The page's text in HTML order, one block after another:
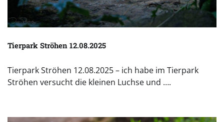
Tierpark Ströhen 12.08.2025
Tierpark Ströhen 12.08.2025 – ich habe im Tierpark
Ströhen versucht die kleinen Luchse und ….